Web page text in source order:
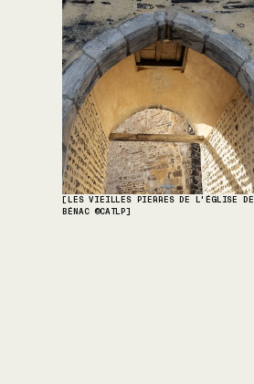
[LES VIEILLES PIERRES DE L'ÉGLISE DE
BÉNAC ©CATLP]